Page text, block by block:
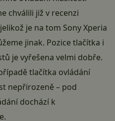
chválili již v recenzi
je na tom Sony Xperia
jinak. Pozice tlačítka i
je vyřešena velmi dobře.
tlačítka ovládání
nepřirozeně – pod
dochází k